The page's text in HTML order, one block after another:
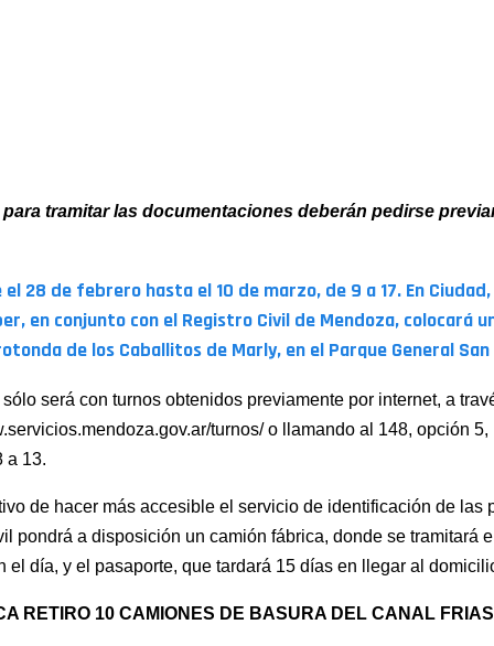
tramitar las documentaciones deberán pedirse
el 28 de febrero hasta el 10 de marzo, de 9 a 17. En Ciudad,
en conjunto con el Registro Civil de Mendoza, colocará
de los Caballitos de Marly, en el Parque General
será con turnos obtenidos previamente por internet, a
turnos/ o llamando al 148, opción
a 13.
de hacer más accesible el servicio de identificación de las
pondrá a disposición un camión fábrica, donde se tramitará
el día, y el pasaporte, que tardará 15 días en llegar al
RETIRO 10 CAMIONES DE BASURA DEL CANAL FRIAS